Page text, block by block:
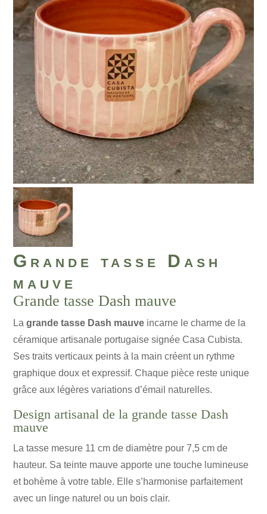
Grande tasse Dash
mauve
Grande tasse Dash mauve
Lagrande tasse Dash mauve incarne le charme de la
céramique artisanale portugaise signée Casa Cubista.
Ses traits verticaux peints à la main créent un rythme
graphique doux et expressif. Chaque pièce reste unique
grâce aux légères variations d’émail naturelles.
Design artisanal de la grande tasse Dash
mauve
La tasse mesure 11 cm de diamètre pour 7,5 cm de
hauteur. Sa teinte mauve apporte une touche lumineuse
et bohème à votre table. Elle s’harmonise parfaitement
avec un linge naturel ou un bois clair.